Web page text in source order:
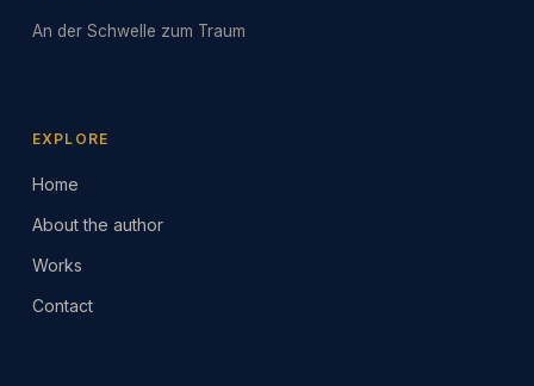
An der Schwelle zum Traum
EXPLORE
Home
About the author
Works
Contact